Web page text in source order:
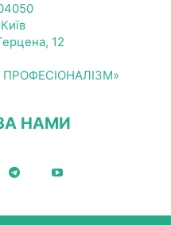
12
НАМИ